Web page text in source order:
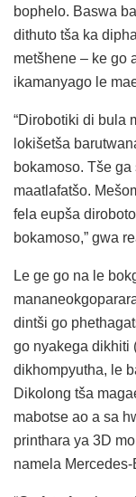
bophelo. Baswa
dithuto tša ka
metšhene – ke go
ikamanyago le
“Dirobotiki di bula
lokišetša
bokamoso. Tše
maatlafatšo.
fela eupša
bokamoso,” gwa
Le ge go na le
dintši go
go nyakega dikhiti
dikhompyutha, le
Dikolong tša
mabotse ao a sa
printhara ya 3D
namela